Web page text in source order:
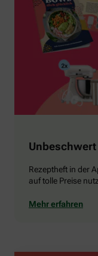
Rezeptheft in der
auf tolle Preise
Mehr erfahren